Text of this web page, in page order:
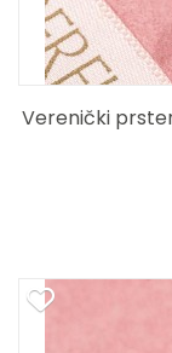
Verenički